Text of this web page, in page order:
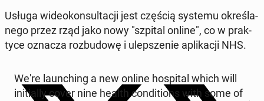
Usługa wi­de­okon­sul­ta­cji jest częścią systemu okre­śla­
ne­go przez rząd jako nowy "szpital online", co w prak­
ty­ce oznacza roz­bu­do­wę i ulep­sze­nie apli­ka­cji NHS.
We're laun­ching a new online ho­spi­tal which will
in­i­tial­ly cover nine health con­di­tions with some of